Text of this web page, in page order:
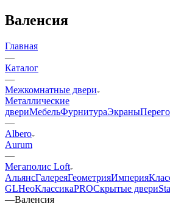
Валенсия
Главная
—
Каталог
—
Межкомнатные двери
Металлические
двериМебельФурнитураЭкраны
—
Albero
Aurum
—
Мегаполис Loft
АльянсГалереяГеометрияИмперия
GLНеоКлассикаPROСкрытые двери
—Валенсия